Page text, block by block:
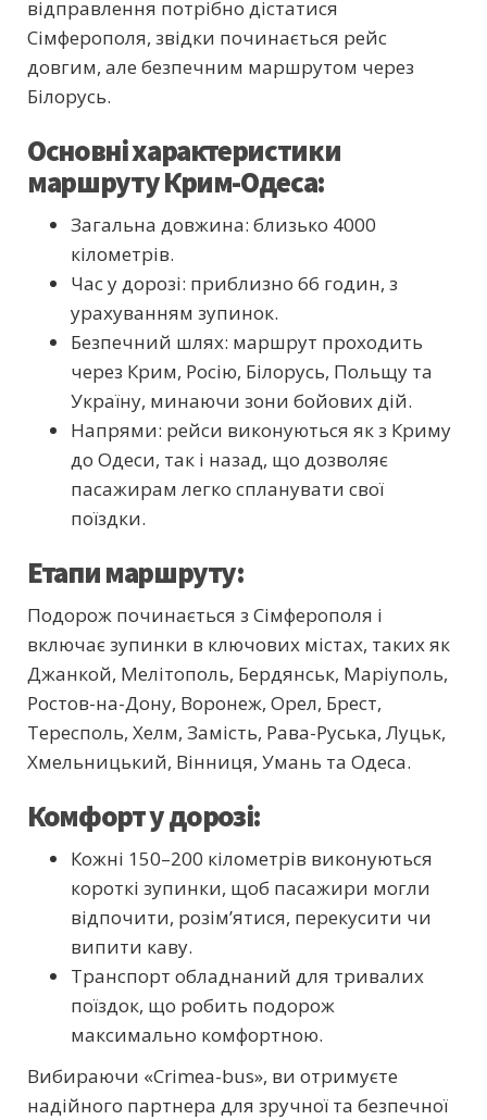
відправлення потрібно дістатися
Сімферополя, звідки починається рейс
довгим, але безпечним маршрутом через
Білорусь.
Основні характеристики
маршруту Крим-Одеса:
Загальна довжина: близько 4000
кілометрів.
Час у дорозі: приблизно 66 годин, з
урахуванням зупинок.
Безпечний шлях: маршрут проходить
через Крим, Росію, Білорусь, Польщу та
Україну, минаючи зони бойових дій.
Напрями: рейси виконуються як з Криму
до Одеси, так і назад, що дозволяє
пасажирам легко спланувати свої
поїздки.
Етапи маршруту:
Подорож починається з Сімферополя і
включає зупинки в ключових містах, таких як
Джанкой, Мелітополь, Бердянськ, Маріуполь,
Ростов-на-Дону, Воронеж, Орел, Брест,
Тересполь, Хелм, Замість, Рава-Руська, Луцьк,
Хмельницький, Вінниця, Умань та Одеса.
Комфорт у дорозі:
Кожні 150–200 кілометрів виконуються
короткі зупинки, щоб пасажири могли
відпочити, розім’ятися, перекусити чи
випити каву.
Транспорт обладнаний для тривалих
поїздок, що робить подорож
максимально комфортною.
Вибираючи «Crimea-bus», ви отримуєте
надійного партнера для зручної та безпечної